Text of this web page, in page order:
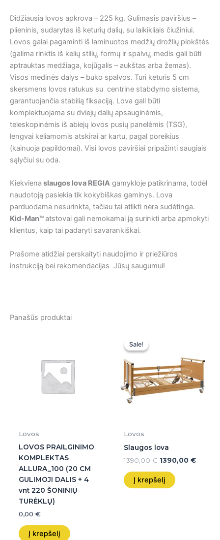
Didžiausia lovos apkrova – 225 kg. Gulimasis paviršius –
plieninis, sudarytas iš keturių dalių, su laikikliais čiužiniui.
Lovos galai pagaminti iš laminuotos medžių drožlių plokštės
(galima rinktis iš kelių stilių, formų ir spalvų, medis gali būti
aptrauktas medžiaga, kojūgalis – aukštas arba žemas).
Visos medinės dalys – buko spalvos. Turi keturis 5 cm
skersmens lovos ratukus su centrine stabdymo sistema,
garantuojančia stabilią fiksaciją. Lova gali būti
komplektuojama su dviejų dalių apsauginėmis,
teleskopinėmis iš abiejų lovos pusių panelėmis (TSG),
lengvai keliamomis atskirai ar kartu, pagal poreikius
(kainuoja papildomai). Visi lovos paviršiai pripažinti saugiais
sąlyčiui su oda.
Kiekviena slaugos lova REGIA gamykloje patikrinama, todėl
naudotoją pasiekia tik kokybiškas gaminys. Lova
parduodama nesurinkta, tačiau tai atlikti nėra sudėtinga.
Kid-Man™atstovai gali nemokamai ją surinkti arba apmokyti
klientus, kaip tai padaryti savarankiškai.
Prašome atidžiai perskaityti naudojimo ir priežiūros
instrukciją bei rekomendacijas Jūsų saugumui!
Panašūs produktai
Lovos
LOVOS PRAILGINIMO
KOMPLEKTAS
ALLURA_100 (20 CM
GULIMOJI DALIS + 4
vnt 220 ŠONINIŲ
TURĖKLŲ)
0,00 €
Į krepšelį
Sale!
Sale!
Lovos
Slaugos lova
1390,00€
1390,00 €.
1390,00 €
Į krepšelį